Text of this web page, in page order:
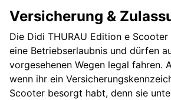
Versicherung &
Die Didi THURAU Edition e
eine Betriebserlaubnis und dürfen
vorgesehenen Wegen legal fahren.
wenn ihr ein
Scooter besorgt habt, denn sie